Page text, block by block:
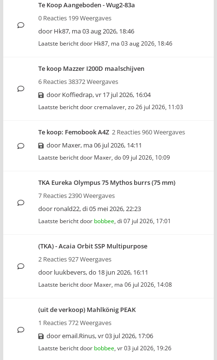
Te Koop Aangeboden - Wug2-83a
0 Reacties 199 Weergaves
door Hk87, ma 03 aug 2026, 18:46
Laatste bericht door Hk87, ma 03 aug 2026, 18:46
Te koop Mazzer I200D maalschijven
6 Reacties 38372 Weergaves
door Koffiedrap,vr 17 jul 2026, 16:04
Laatste bericht doorcremalaver, zo 26 jul 2026, 11:03
Te koop: Femobook A4Z 2 Reacties 960 Weergaves
door Maxer, ma 06 jul 2026, 14:11
Laatste bericht door Maxer, do 09 jul 2026, 10:09
TKA Eureka Olympus 75 Mythos burrs (75 mm)
7 Reacties 2390 Weergaves
door ronald22,di 05 mei 2026, 22:23
Laatste bericht door bobbee, di 07 jul 2026, 17:01
(TKA) - Acaia Orbit SSP Multipurpose
2 Reacties 927 Weergaves
door luukbevers,do 18 jun 2026, 16:11
Laatste bericht door Maxer, ma 06 jul 2026, 14:08
(uit de verkoop) Mahlkönig PEAK
1 Reacties 772 Weergaves
dooremail.Rinus,vr 03 jul 2026, 17:06
Laatste bericht door bobbee, vr 03 jul 2026, 19:26